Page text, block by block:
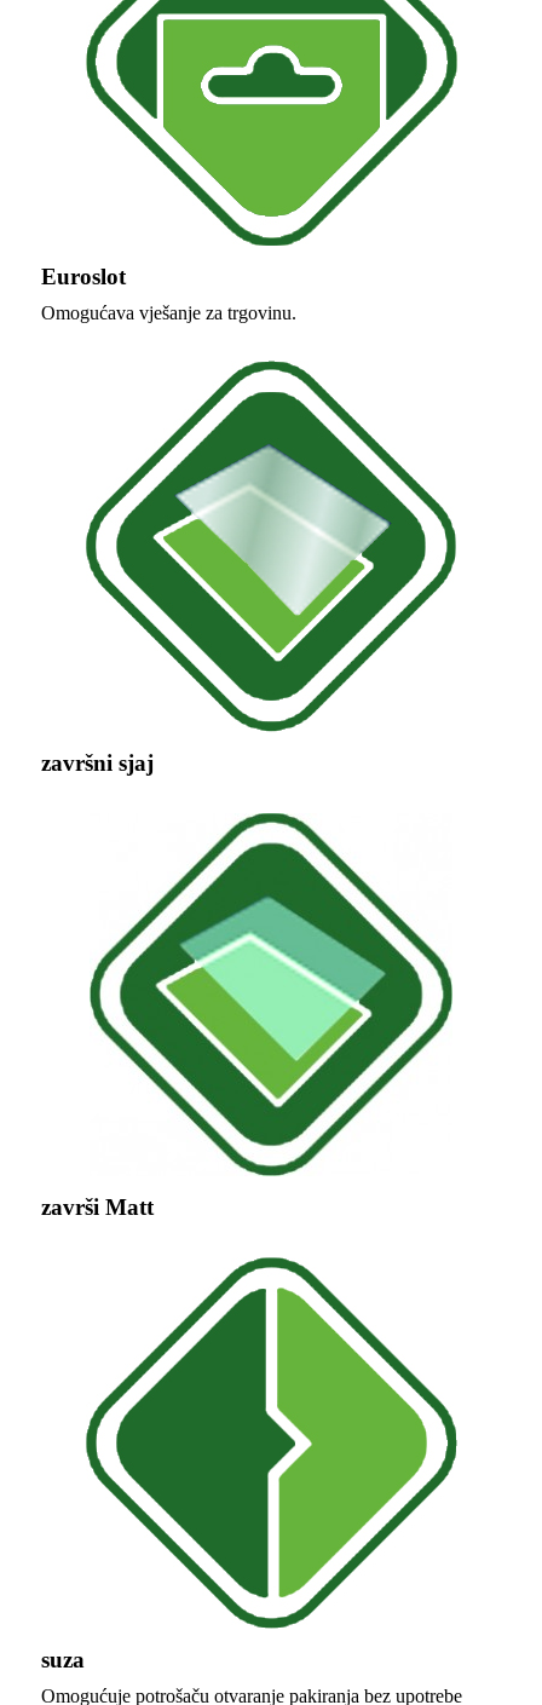
Euroslot
Omogućava vješanje za trgovinu.
završni sjaj
završi Matt
suza
Omogućuje potrošaču otvaranje pakiranja bez upotrebe